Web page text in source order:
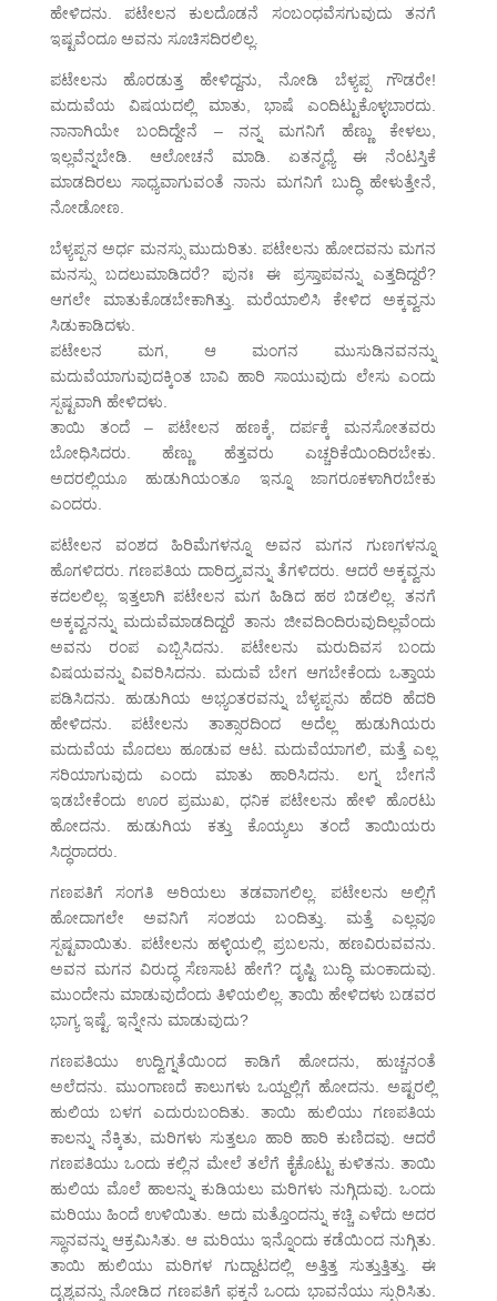
ಹೇಳಿದನು. ಪಟೇಲನ ಕುಲದೊಡನೆ ಸಂಬಂಧವೆಸಗುವುದು ತನಗೆ
ಇಷ್ಟವೆಂದೂ ಅವನು ಸೂಚಿಸದಿರಲಿಲ್ಲ.
ಪಟೇಲನು ಹೊರಡುತ್ತ ಹೇಳಿದ್ದನು, ನೋಡಿ ಬೆಳ್ಯಪ್ಪ ಗೌಡರೇ!
ಮದುವೆಯ ವಿಷಯದಲ್ಲಿ ಮಾತು, ಭಾಷೆ ಎಂದಿಟ್ಟುಕೊಳ್ಳಬಾರದು.
ನಾನಾಗಿಯೇ ಬಂದಿದ್ದೇನೆ – ನನ್ನ ಮಗನಿಗೆ ಹೆಣ್ಣು ಕೇಳಲು,
ಇಲ್ಲವೆನ್ನಬೇಡಿ. ಆಲೋಚನೆ ಮಾಡಿ. ಏತನ್ಮಧ್ಯೆ ಈ ನೆಂಟಸ್ತಿಕೆ
ಮಾಡದಿರಲು ಸಾಧ್ಯವಾಗುವಂತೆ ನಾನು ಮಗನಿಗೆ ಬುದ್ಧಿ ಹೇಳುತ್ತೇನೆ,
ನೋಡೋಣ.
ಬೆಳ್ಯಪ್ಪನ ಅರ್ಧ ಮನಸ್ಸು ಮುದುರಿತು. ಪಟೇಲನು ಹೋದವನು ಮಗನ
ಮನಸ್ಸು ಬದಲುಮಾಡಿದರೆ? ಪುನಃ ಈ ಪ್ರಸ್ತಾಪವನ್ನು ಎತ್ತದಿದ್ದರೆ?
ಆಗಲೇ ಮಾತುಕೊಡಬೇಕಾಗಿತ್ತು. ಮರೆಯಾಲಿಸಿ ಕೇಳಿದ ಅಕ್ಕವ್ವನು
ಸಿಡುಕಾಡಿದಳು.
ಪಟೇಲನ ಮಗ, ಆ ಮಂಗನ ಮುಸುಡಿನವನನ್ನು
ಮದುವೆಯಾಗುವುದಕ್ಕಿಂತ ಬಾವಿ ಹಾರಿ ಸಾಯುವುದು ಲೇಸು ಎಂದು
ಸ್ಪಷ್ಟವಾಗಿ ಹೇಳಿದಳು.
ತಾಯಿ ತಂದೆ – ಪಟೇಲನ ಹಣಕ್ಕೆ, ದರ್ಪಕ್ಕೆ ಮನಸೋತವರು
ಬೋಧಿಸಿದರು. ಹೆಣ್ಣು ಹೆತ್ತವರು ಎಚ್ಚರಿಕೆಯಿಂದಿರಬೇಕು.
ಅದರಲ್ಲಿಯೂ ಹುಡುಗಿಯಂತೂ ಇನ್ನೂ ಜಾಗರೂಕಳಾಗಿರಬೇಕು
ಎಂದರು.
ಪಟೇಲನ ವಂಶದ ಹಿರಿಮೆಗಳನ್ನೂ ಅವನ ಮಗನ ಗುಣಗಳನ್ನೂ
ಹೊಗಳಿದರು. ಗಣಪತಿಯ ದಾರಿದ್ರ್ಯವನ್ನು ತೆಗಳಿದರು. ಆದರೆ ಅಕ್ಕವ್ವನು
ಕದಲಲಿಲ್ಲ. ಇತ್ತಲಾಗಿ ಪಟೇಲನ ಮಗ ಹಿಡಿದ ಹಠ ಬಿಡಲಿಲ್ಲ. ತನಗೆ
ಅಕ್ಕವ್ವನನ್ನು ಮದುವೆಮಾಡದಿದ್ದರೆ ತಾನು ಜೀವದಿಂದಿರುವುದಿಲ್ಲವೆಂದು
ಅವನು ರಂಪ ಎಬ್ಬಿಸಿದನು. ಪಟೇಲನು ಮರುದಿವಸ ಬಂದು
ವಿಷಯವನ್ನು ವಿವರಿಸಿದನು. ಮದುವೆ ಬೇಗ ಆಗಬೇಕೆಂದು ಒತ್ತಾಯ
ಪಡಿಸಿದನು. ಹುಡುಗಿಯ ಅಭ್ಯಂತರವನ್ನು ಬೆಳ್ಯಪ್ಪನು ಹೆದರಿ ಹೆದರಿ
ಹೇಳಿದನು. ಪಟೇಲನು ತಾತ್ಸಾರದಿಂದ ಅದೆಲ್ಲ ಹುಡುಗಿಯರು
ಮದುವೆಯ ಮೊದಲು ಹೂಡುವ ಆಟ. ಮದುವೆಯಾಗಲಿ, ಮತ್ತೆ ಎಲ್ಲ
ಸರಿಯಾಗುವುದು ಎಂದು ಮಾತು ಹಾರಿಸಿದನು. ಲಗ್ನ ಬೇಗನೆ
ಇಡಬೇಕೆಂದು ಊರ ಪ್ರಮುಖ, ಧನಿಕ ಪಟೇಲನು ಹೇಳಿ ಹೊರಟು
ಹೋದನು. ಹುಡುಗಿಯ ಕತ್ತು ಕೊಯ್ಯಲು ತಂದೆ ತಾಯಿಯರು
ಸಿದ್ಧರಾದರು.
ಗಣಪತಿಗೆ ಸಂಗತಿ ಅರಿಯಲು ತಡವಾಗಲಿಲ್ಲ. ಪಟೇಲನು ಅಲ್ಲಿಗೆ
ಹೋದಾಗಲೇ ಅವನಿಗೆ ಸಂಶಯ ಬಂದಿತ್ತು. ಮತ್ತೆ ಎಲ್ಲವೂ
ಸ್ಪಷ್ಟವಾಯಿತು. ಪಟೇಲನು ಹಳ್ಳಿಯಲ್ಲಿ ಪ್ರಬಲನು, ಹಣವಿರುವವನು.
ಅವನ ಮಗನ ವಿರುದ್ಧ ಸೆಣಸಾಟ ಹೇಗೆ? ದೃಷ್ಟಿ ಬುದ್ಧಿ ಮಂಕಾದುವು.
ಮುಂದೇನು ಮಾಡುವುದೆಂದು ತಿಳಿಯಲಿಲ್ಲ. ತಾಯಿ ಹೇಳಿದಳು ಬಡವರ
ಭಾಗ್ಯ ಇಷ್ಟೆ. ಇನ್ನೇನು ಮಾಡುವುದು?
ಗಣಪತಿಯು ಉದ್ವಿಗ್ನತೆಯಿಂದ ಕಾಡಿಗೆ ಹೋದನು, ಹುಚ್ಚನಂತೆ
ಅಲೆದನು. ಮುಂಗಾಣದೆ ಕಾಲುಗಳು ಒಯ್ದಲ್ಲಿಗೆ ಹೋದನು. ಅಷ್ಟರಲ್ಲಿ
ಹುಲಿಯ ಬಳಗ ಎದುರುಬಂದಿತು. ತಾಯಿ ಹುಲಿಯು ಗಣಪತಿಯ
ಕಾಲನ್ನು ನೆಕ್ಕಿತು, ಮರಿಗಳು ಸುತ್ತಲೂ ಹಾರಿ ಹಾರಿ ಕುಣಿದವು. ಆದರೆ
ಗಣಪತಿಯು ಒಂದು ಕಲ್ಲಿನ ಮೇಲೆ ತಲೆಗೆ ಕೈಕೊಟ್ಟು ಕುಳಿತನು. ತಾಯಿ
ಹುಲಿಯ ಮೊಲೆ ಹಾಲನ್ನು ಕುಡಿಯಲು ಮರಿಗಳು ನುಗ್ಗಿದುವು. ಒಂದು
ಮರಿಯು ಹಿಂದೆ ಉಳಿಯಿತು. ಅದು ಮತ್ತೊಂದನ್ನು ಕಚ್ಚಿ ಎಳೆದು ಅದರ
ಸ್ಥಾನವನ್ನು ಆಕ್ರಮಿಸಿತು. ಆ ಮರಿಯು ಇನ್ನೊಂದು ಕಡೆಯಿಂದ ನುಗ್ಗಿತು.
ತಾಯಿ ಹುಲಿಯು ಮರಿಗಳ ಗುದ್ದಾಟದಲ್ಲಿ ಅತ್ತಿತ್ತ ಸುತ್ತುತ್ತಿತ್ತು. ಈ
ದೃಶ್ಯವನ್ನು ನೋಡಿದ ಗಣಪತಿಗೆ ಫಕ್ಕನೆ ಒಂದು ಭಾವನೆಯು ಸ್ಫುರಿಸಿತು.